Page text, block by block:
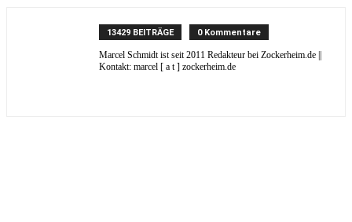
13429 BEITRÄGE 0 Kommentare
Marcel Schmidt ist seit 2011 Redakteur bei Zockerheim.de ||
Kontakt: marcel [ a t ] zockerheim.de